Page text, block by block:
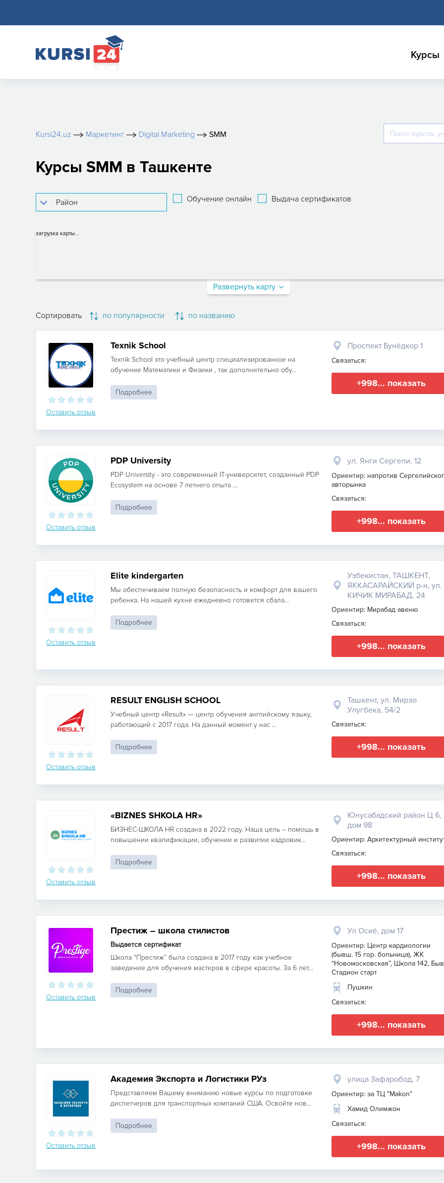
Курсы
Kursi24.uz Маркетинг Digital Marketing SMM
Курсы SMM в Ташкенте
Обучение онлайн Выдача сертификатов
загрузка карты...
Развернуть карту
Сортировать по популярности по названию
Оставить отзыв
Texnik School
Texnik School это учебный центр специализированное на
обучение Математики и Физики , так дополнительно обу...
Подробнее
Проспект Бунёдкор 1
Связаться:
+998... показать
Оставить отзыв
PDP University
PDP University - это современный IT-университет, созданный PDP
Ecosystem на основе 7 летнего опыта ...
Подробнее
ул. Янги Сергели, 12
Ориентир: напротив
авторынка
Связаться:
+998... показать
Оставить отзыв
Elite kindergarten
Мы обеспечиваем полную безопасность и комфорт для вашего
ребенка. На нашей кухне ежедневно готовится сбала...
Подробнее
Узбекистан, ТАШКЕНТ,
ЯККАСАРАЙСКИЙ р-н, ул.
КИЧИК МИРАБАД, 24
Ориентир: Мирабад авеню
Связаться:
+998... показать
Оставить отзыв
RESULT ENGLISH SCHOOL
Учебный центр «Result» — центр обучения английскому языку,
работающий с 2017 года. На данный момент у нас ...
Подробнее
Ташкент, ул. Мирзо
Улугбека, 54/2
Связаться:
+998... показать
Оставить отзыв
«BIZNES SHKOLA HR»
БИЗНЕС-ШКОЛА HR создана в 2022 году. Наша цель – помощь в
повышении квалификации, обучении и развитии кадровик...
Подробнее
Юнусабадский район Ц 6,
дом 98
Ориентир: Архитектурный
Связаться:
+998... показать
Оставить отзыв
Престиж – школа стилистов
Выдается сертификат
Школа “Престиж” была создана в 2017 году как учебное
заведение для обучения мастеров в сфере красоты. За 6 лет...
Подробнее
Ул Осиё, дом 17
Ориентир: Центр кардиологии
(бывш. 15 гор. больница), ЖК
“Новомосковская”, Школа 142,
Стадион старт
Пушкин
Связаться:
+998... показать
Оставить отзыв
Академия Экспорта и Логистики РУз
Представляем Вашему вниманию новые курсы по подготовке
диспетчеров для транспортных компаний США. Освойте нов...
Подробнее
улица Зафаробод, 7
Ориентир: за ТЦ "Makon"
Хамид Олимжон
Связаться:
+998... показать